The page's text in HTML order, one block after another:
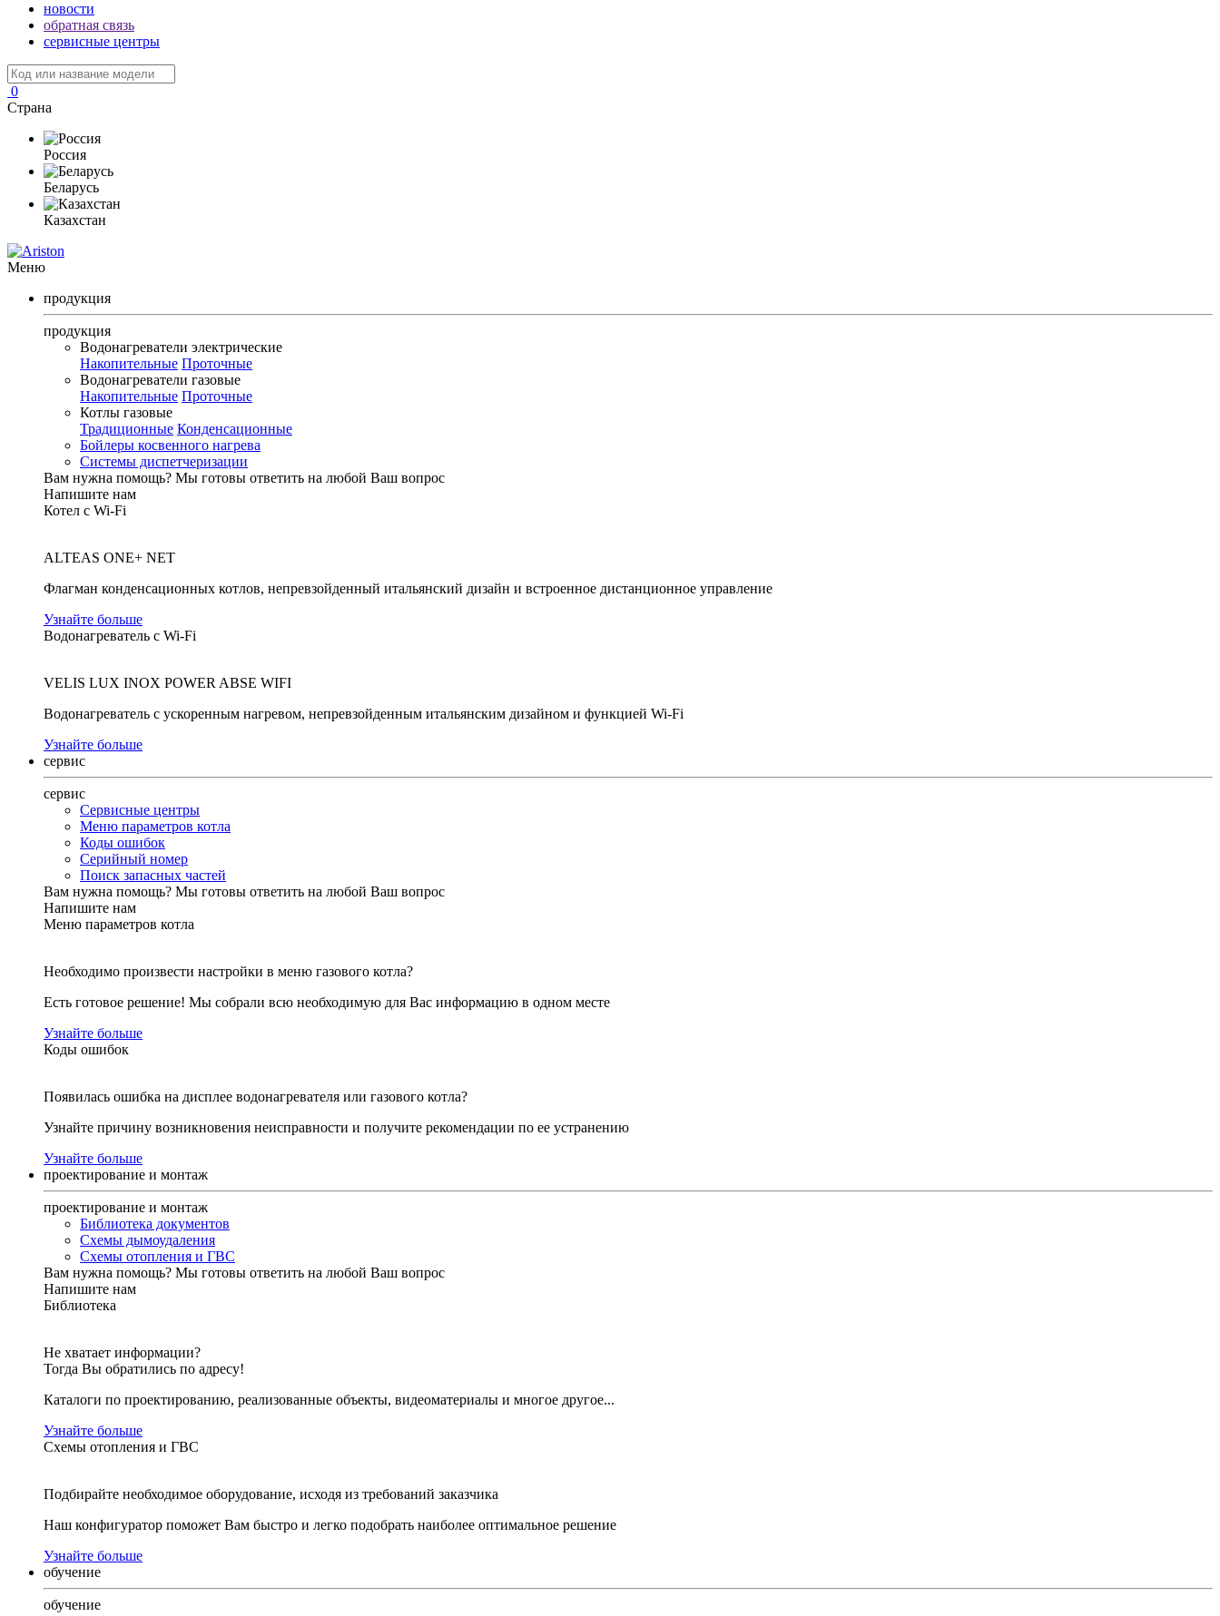
новости
обратная связь
сервисные центры
0
Страна
Россия
Беларусь
Казахстан
Меню
продукция
продукция
Водонагреватели электрические
Накопительные Проточные
Водонагреватели газовые
Накопительные Проточные
Котлы газовые
Традиционные Конденсационные
Бойлеры косвенного нагрева
Системы диспетчеризации
Вам нужна помощь? Мы готовы ответить на любой Ваш вопрос
Напишите нам
Котел с Wi-Fi
ALTEAS ONE+ NET
Флагман конденсационных котлов, непревзойденный итальянский дизайн и встроенное дистанционное управление
Узнайте больше
Водонагреватель с Wi-Fi
VELIS LUX INOX POWER ABSE WIFI
Водонагреватель с ускоренным нагревом, непревзойденным итальянским дизайном и функцией Wi-Fi
Узнайте больше
сервис
сервис
Сервисные центры
Меню параметров котла
Коды ошибок
Серийный номер
Поиск запасных частей
Вам нужна помощь? Мы готовы ответить на любой Ваш вопрос
Напишите нам
Меню параметров котла
Необходимо произвести настройки в меню газового котла?
Есть готовое решение! Мы собрали всю необходимую для Вас информацию в одном месте
Узнайте больше
Коды ошибок
Появилась ошибка на дисплее водонагревателя или газового котла?
Узнайте причину возникновения неисправности и получите рекомендации по ее устранению
Узнайте больше
проектирование и монтаж
проектирование и монтаж
Библиотека документов
Схемы дымоудаления
Схемы отопления и ГВС
Вам нужна помощь? Мы готовы ответить на любой Ваш вопрос
Напишите нам
Библиотека
Не хватает информации?
Тогда Вы обратились по адресу!
Каталоги по проектированию, реализованные объекты, видеоматериалы и многое другое...
Узнайте больше
Схемы отопления и ГВС
Подбирайте необходимое оборудование, исходя из требований заказчика
Наш конфигуратор поможет Вам быстро и легко подобрать наиболее оптимальное решение
Узнайте больше
обучение
обучение